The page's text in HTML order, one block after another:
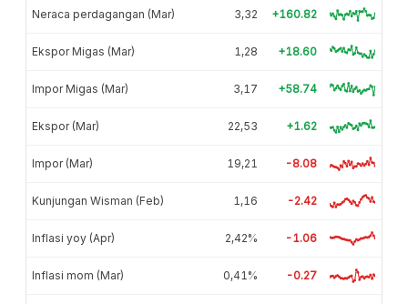
Neraca perdagangan (Mar) 3,32 +160.82
Ekspor Migas (Mar) 1,28 +18.60
Impor Migas (Mar) 3,17 +58.74
Ekspor (Mar) 22,53 +1.62
Impor (Mar) 19,21 -8.08
Kunjungan Wisman (Feb) 1,16 -2.42
Inflasi yoy (Apr) 2,42% -1.06
Inflasi mom (Mar) 0,41% -0.27